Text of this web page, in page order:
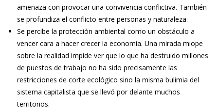
amenaza con provocar una convivencia conflictiva. También
se profundiza el conflicto entre personas y naturaleza.
Se percibe la protección ambiental como un obstáculo a
vencer cara a hacer crecer la economía. Una mirada miope
sobre la realidad impide ver que lo que ha destruido millones
de puestos de trabajo no ha sido precisamente las
restricciones de corte ecológico sino la misma bulimia del
sistema capitalista que se llevó por delante muchos
territorios.